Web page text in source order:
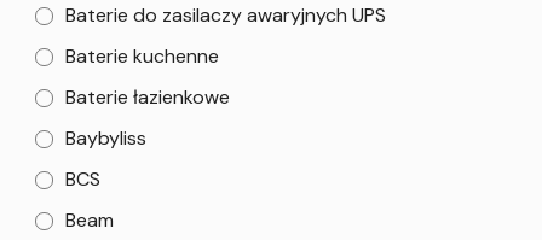
Baterie do zasilaczy awaryjnych UPS
Baterie kuchenne
Baterie łazienkowe
Baybyliss
BCS
Beam